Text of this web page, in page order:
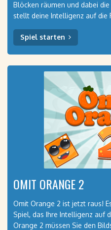
Blöcken räumen und dabei
stellt deine Intelligenz auf die
Spiel starten
OMIT ORANGE 2
Omit Orange 2 ist jetzt raus!
Spiel, das Ihre Intelligenz auf
Orange 2 müssen Sie den